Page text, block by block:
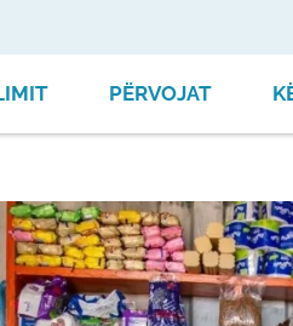
PËRVOJAT